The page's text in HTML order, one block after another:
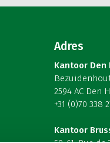
Adres
Kantoor Den
2594 AC Den
+31 (0)70 338
Kantoor